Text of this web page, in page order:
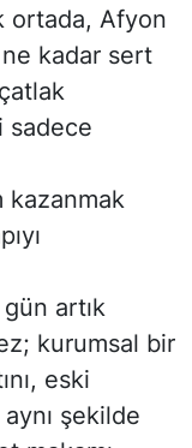
ortada, Afyon
kadar sert
sadece
kazanmak
artık
kurumsal bir
eski
aynı şekilde